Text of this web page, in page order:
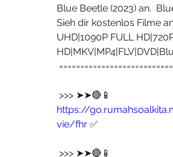
Blue Beetle (2023) an.
Sieh dir kostenlos Filme
UHD|1090P FULL
https://
vie/fhr ✅